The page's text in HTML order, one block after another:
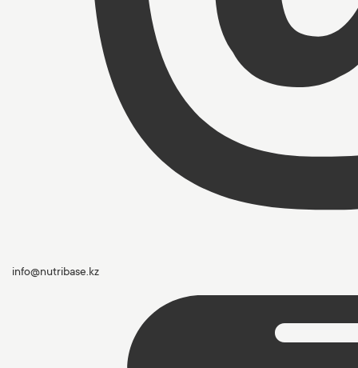
info@nutribase.kz